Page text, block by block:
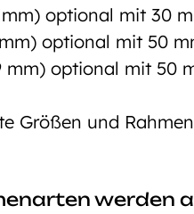
optional mit 30
optional mit 50
mm) optional mit 50
Größen und
werden